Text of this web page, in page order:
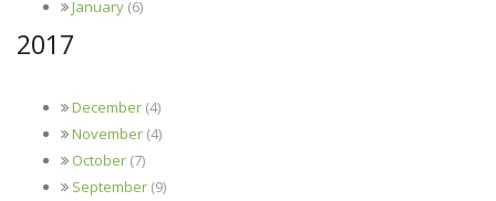
January (6)
2017
December (4)
November (4)
October (7)
September (9)